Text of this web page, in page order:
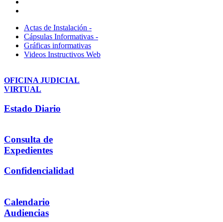
Actas de Instalación -
Cápsulas Informativas -
Gráficas informativas
Videos Instructivos Web
OFICINA JUDICIAL
VIRTUAL
Estado Diario
Consulta de
Expedientes
Confidencialidad
Calendario
Audiencias